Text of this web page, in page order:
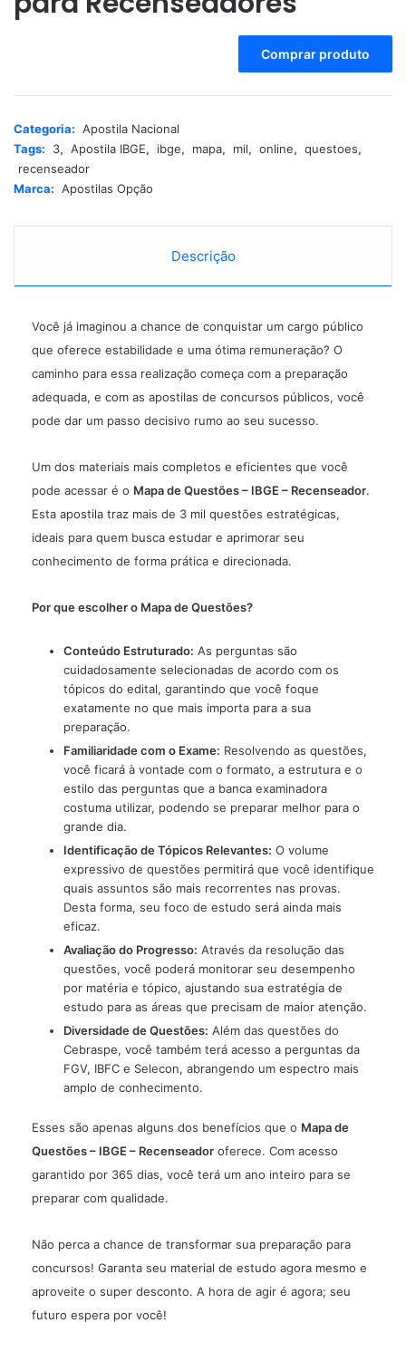
Comprar produto
i
Categoria: Apostila Nacional
Tags:
3, Apostila IBGE, ibge, mapa, mil, online, questoes,
recenseador
Marca: Apostilas Opção
Descrição
Você já imaginou a chance de conquistar um cargo público
que oferece estabilidade e uma ótima remuneração? O
caminho para essa realização começa com a preparação
adequada, e com as apostilas de concursos públicos, você
pode dar um passo decisivo rumo ao seu sucesso.
Um dos materiais mais completos e eficientes que você
pode acessar é o Mapa de Questões – IBGE – Recenseador.
Esta apostila traz mais de 3 mil questões estratégicas,
ideais para quem busca estudar e aprimorar seu
conhecimento de forma prática e direcionada.
Por que escolher o Mapa de Questões?
Conteúdo Estruturado: As perguntas são
cuidadosamente selecionadas de acordo com os
tópicos do edital, garantindo que você foque
exatamente no que mais importa para a sua
preparação.
Familiaridade com o Exame: Resolvendo as questões,
você ficará à vontade com o formato, a estrutura e o
estilo das perguntas que a banca examinadora
costuma utilizar, podendo se preparar melhor para o
grande dia.
Identificação de Tópicos Relevantes: O volume
expressivo de questões permitirá que você identifique
quais assuntos são mais recorrentes nas provas.
Desta forma, seu foco de estudo será ainda mais
eficaz.
Avaliação do Progresso: Através da resolução das
questões, você poderá monitorar seu desempenho
por matéria e tópico, ajustando sua estratégia de
estudo para as áreas que precisam de maior atenção.
Diversidade de Questões: Além das questões do
Cebraspe, você também terá acesso a perguntas da
FGV, IBFC e Selecon, abrangendo um espectro mais
amplo de conhecimento.
Esses são apenas alguns dos benefícios que o Mapa de
Questões – IBGE – Recenseador oferece. Com acesso
garantido por 365 dias, você terá um ano inteiro para se
preparar com qualidade.
Não perca a chance de transformar sua preparação para
concursos! Garanta seu material de estudo agora mesmo e
aproveite o super desconto. A hora de agir é agora; seu
futuro espera por você!